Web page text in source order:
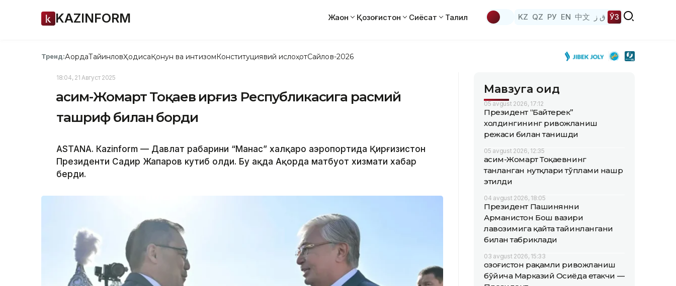
KAZINFORM Жаҳон Қозоғистон Сиёсат Таҳлил KZ QZ РУ EN 中文 ق ز ЎЗ
Тренд:АқордаТайинловҲодисаҚонун ва интизомКонституциявий ислоҳотСайлов-2026
18:04, 21 Август 2025
Қасим-Жомарт Тоқаев Қирғиз Республикасига расмий
ташриф билан борди
ASTANА. Кazinform — Давлат раҳбарини “Манас” халқаро аэропортида Қирғизистон
Президенти Садир Жапаров кутиб олди. Бу ҳақда Ақорда матбуот хизмати хабар
берди.
Мавзуга оид
05 avgust 2026, 17:12
Президент “Байтерек”
холдингининг ривожланиш
режаси билан танишди
05 avgust 2026, 12:35
Қасим-Жомарт Тоқаевнинг
танланган нутқлари тўплами нашр
этилди
04 avgust 2026, 18:05
Президент Пашинянни
Арманистон Бош вазири
лавозимига қайта тайинлангани
билан табриклади
03 avgust 2026, 15:33
Қозоғистон рақамли ривожланиш
бўйича Марказий Осиёда етакчи —